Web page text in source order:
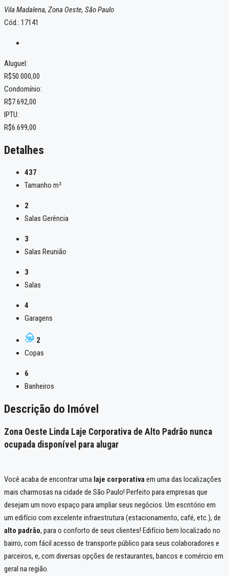
Vila Madalena, Zona Oeste, São Paulo
Cód.: 17141
Aluguel:
R$50.000,00
Condomínio:
R$7.692,00
IPTU:
R$6.699,00
Detalhes
437
Tamanho m²
2
Salas Gerência
3
Salas Reunião
3
Salas
4
Garagens
2
Copas
6
Banheiros
Descrição do Imóvel
Zona Oeste Linda Laje Corporativa de Alto Padrão nunca
ocupada disponível para alugar
Você acaba de encontrar uma laje corporativa em uma das localizações
mais charmosas na cidade de São Paulo! Perfeito para empresas que
desejam um novo espaço para ampliar seus negócios. Um escritório em
um edifício com excelente infraestrutura (estacionamento, café, etc.), de
alto padrão, para o conforto de seus clientes! Edifício bem localizado no
bairro, com fácil acesso de transporte público para seus colaboradores e
parceiros, e, com diversas opções de restaurantes, bancos e comércio em
geral na região.